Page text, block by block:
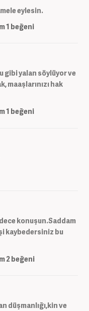
eylesin.
1 beğeni
gibi yalan söylüyor ve
maaşlarınızı hak
1 beğeni
konuşun.Saddam
kaybedersiniz bu
2beğeni
düşmanlığı,kin ve